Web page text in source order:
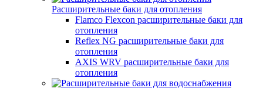
Расширительные баки для отопления
Flamco Flexcon расширительные баки для
отопления
Reflex NG расширительные баки для
отопления
AXIS WRV расширительные баки для
отопления